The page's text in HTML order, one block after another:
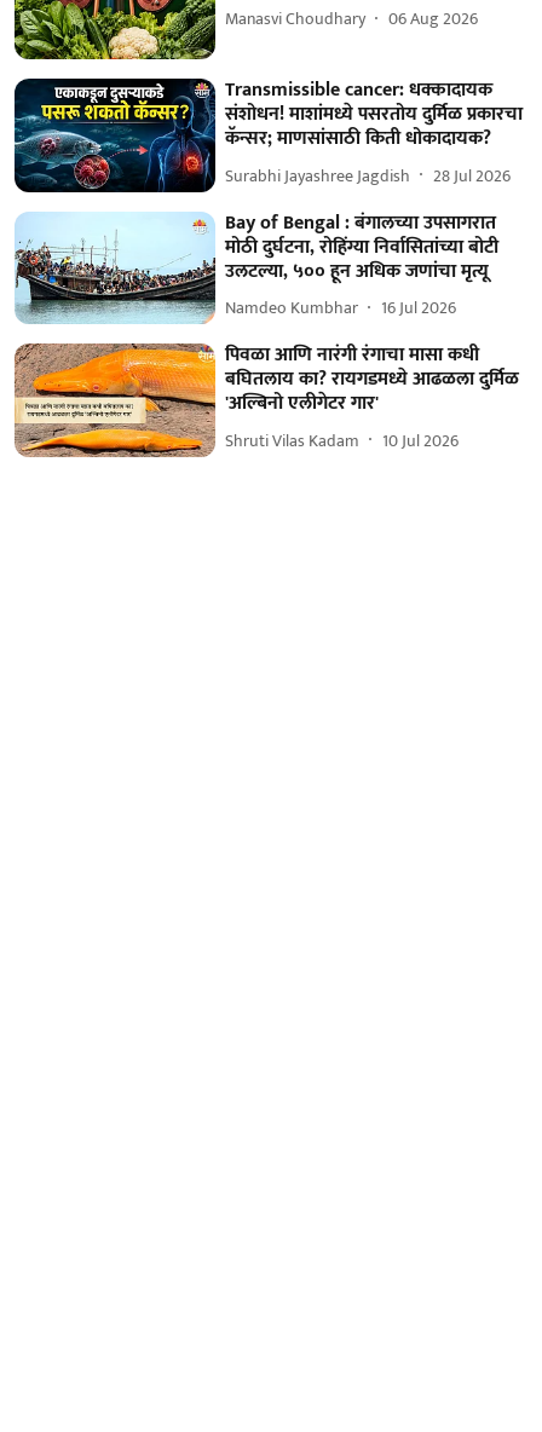
Manasvi Choudhary 06 Aug 2026
Transmissible cancer: धक्कादायक
संशोधन! माशांमध्ये पसरतोय दुर्मिळ प्रकारचा
कॅन्सर; माणसांसाठी किती धोकादायक?
Surabhi Jayashree Jagdish 28 Jul 2026
Bay of Bengal : बंगालच्या उपसागरात
मोठी दुर्घटना, रोहिंग्या निर्वासितांच्या बोटी
उलटल्या, ५०० हून अधिक जणांचा मृत्यू
Namdeo Kumbhar 16 Jul 2026
पिवळा आणि नारंगी रंगाचा मासा कधी
बघितलाय का? रायगडमध्ये आढळला दुर्मिळ
'अल्बिनो एलीगेटर गार'
Shruti Vilas Kadam 10 Jul 2026